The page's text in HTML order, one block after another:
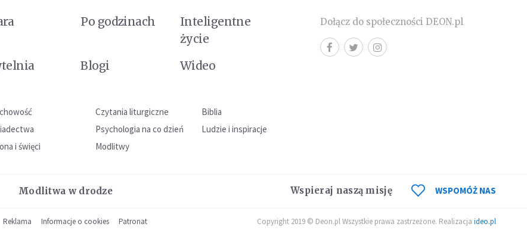
Po godzinach
Inteligentne
życie
Blogi Wideo
Czytania liturgiczne
Biblia
Psychologia na co dzień
Ludzie i inspiracje
i święci Modlitwy
Dołącz do społeczności DEON.pl
Modlitwa w drodze Wspieraj naszą misję WSPOMÓŻ NAS
Reklama Informacje o cookies Patronat Copyright 2019 © Deon.pl Wszystkie prawa zastrzeżone. Realizacja ideo.pl